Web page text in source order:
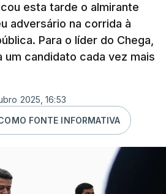
esta tarde o almirante
adversário na corrida à
Para o líder do Chega,
um candidato cada vez mais
2025, 16:53
FONTE INFORMATIVA